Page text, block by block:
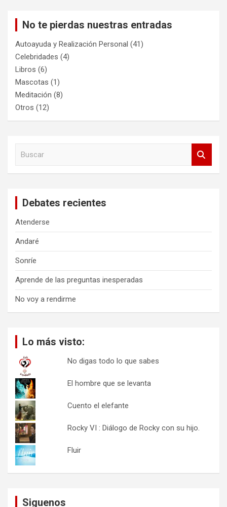
No te pierdas nuestras entradas
Autoayuda y Realización Personal (41)
Celebridades (4)
Libros (6)
Mascotas (1)
Meditación (8)
Otros (12)
Debates recientes
Atenderse
Andaré
Sonríe
Aprende de las preguntas inesperadas
No voy a rendirme
Lo más visto:
No digas todo lo que sabes
El hombre que se levanta
Cuento el elefante
Rocky VI : Diálogo de Rocky con su hijo.
Fluir
Siguenos